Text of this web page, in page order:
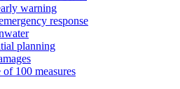
warning
response
planning
of 100 measures